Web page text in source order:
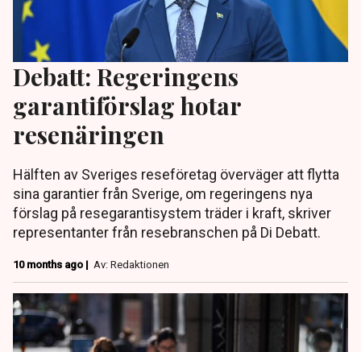
Debatt: Regeringens
garantiförslag hotar
resenäringen
Hälften av Sveriges reseföretag överväger att flytta
sina garantier från Sverige, om regeringens nya
förslag på resegarantisystem träder i kraft, skriver
representanter från resebranschen på Di Debatt.
10 months ago | Av: Redaktionen